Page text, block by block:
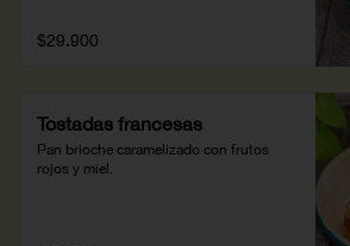
$29.900
Tostadas francesas
Pan brioche caramelizado con frutos
rojos y miel.